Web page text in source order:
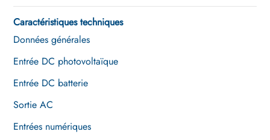
Caractéristiques techniques
Données générales
Entrée DC photovoltaïque
Entrée DC batterie
Sortie AC
Entrées numériques